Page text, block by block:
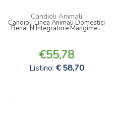
Candioli Animali
Candioli Linea Animali Domestici
Renal N Integratore Mangime...
55,78
Listino: 58,70